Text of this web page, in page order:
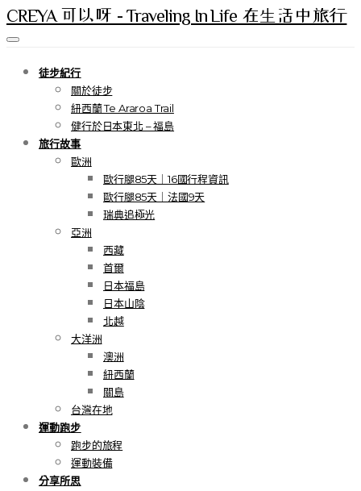
CREYA 可以呀 - Traveling In Life 在生活中旅行
徒步紀行
關於徒步
紐西蘭 Te Araroa Trail
健行於日本東北 – 福島
旅行故事
歐洲
歐行腿85天｜16國行程資訊
歐行腿85天｜法國9天
瑞典追極光
亞洲
西藏
首爾
日本福島
日本山陰
北越
大洋洲
澳洲
紐西蘭
關島
台灣在地
運動跑步
跑步的旅程
運動裝備
分享所思